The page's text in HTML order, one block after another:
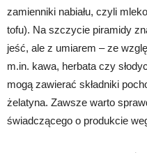
zamienniki nabiału, czyli
tofu). Na szczycie piramidy
jeść, ale z umiarem – ze
m.in. kawa, herbata czy
mogą zawierać składniki
żelatyna. Zawsze warto
świadczącego o produkcie